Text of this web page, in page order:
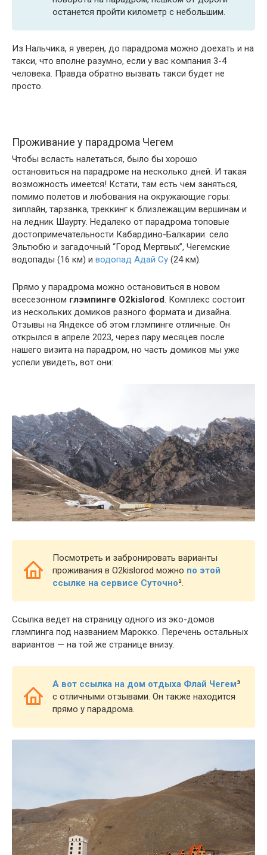
останется пройти километр с небольшим.
Из Нальчика, я уверен, до парадрома можно доехать и на
такси, что вполне разумно, если у вас компания 3-4
человека. Правда обратно вызвать такси будет не
просто.
Проживание у парадрома Чегем
Чтобы всласть налетаться, было бы хорошо
остановиться на парадроме на несколько дней. И такая
возможность имеется! Кстати, там есть чем заняться,
помимо полетов и любования на окружающие горы:
зиплайн, тарзанка, треккинг к близлежащим вершинам и
на ледник Шаурту. Недалеко от парадрома топовые
достопримечательности Кабардино-Балкарии: село
Эльтюбю и загадочный “Город Мертвых”, Чегемские
водопады (16 км) и водопад Адай Су (24 км).
Прямо у парадрома можно остановиться в новом
всесезонном глэмпинге O2kislorod. Комплекс состоит
из нескольких домиков разного формата и дизайна.
Отзывы на Яндексе об этом глэмпинге отличные. Он
открылся в апреле 2023, через пару месяцев после
нашего визита на парадром, но часть домиков мы уже
успели увидеть, вот они:
Посмотреть и забронировать варианты
проживания в O2kislorod можно по этой
ссылке на сервисе Суточно².
Ссылка ведет на страницу одного из эко-домов
глэмпинга под названием Марокко. Перечень остальных
вариантов — на той же странице внизу.
А вот ссылка на дом отдыха Флай Чегем³
с отличными отзывами. Он также находится
прямо у парадрома.